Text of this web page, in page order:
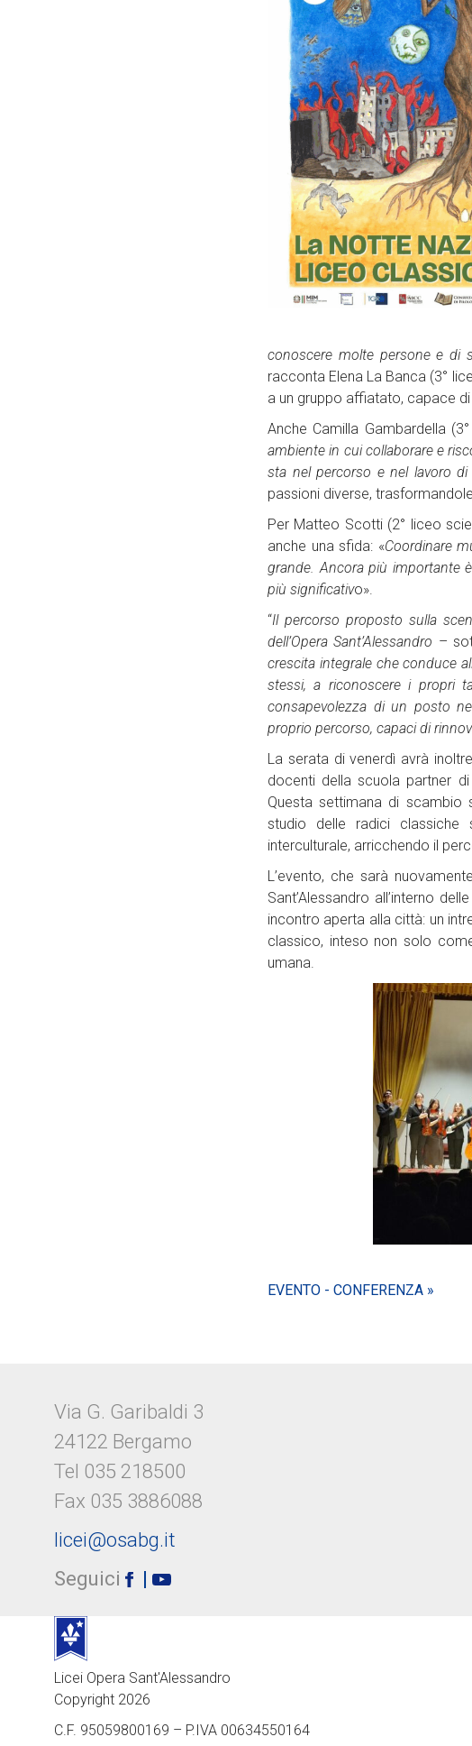
conoscere molte persone e di
racconta Elena La Banca (3°
a un gruppo affiatato, capace
Anche Camilla Gambardella
ambiente in cui collaborare e
sta nel percorso e nel lavoro
passioni diverse,
Per Matteo Scotti (2° liceo
anche una sfida: «Coordinare
grande. Ancora più importante
più significativo».
“Il percorso proposto sulla
dell’Opera Sant’Alessandro –
crescita integrale che conduce
stessi, a riconoscere i propri
consapevolezza di un posto
proprio percorso, capaci di
La serata di venerdì avrà
docenti della scuola partner di
Questa settimana di scambio
studio delle radici
interculturale, arricchendo il
L’evento, che sarà
Sant’Alessandro all’interno delle
incontro aperta alla città: un
classico, inteso non solo
umana.
EVENTO - CONFERENZA »
Via G. Garibaldi 3
24122 Bergamo
Tel 035 218500
Fax 035 3886088
licei@osabg.it
Seguici
Licei Opera Sant'Alessandro
Copyright 2026
C.F. 95059800169 – P.IVA 00634550164